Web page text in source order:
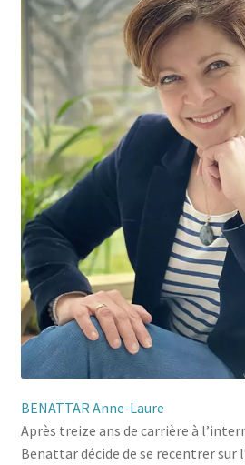
BENATTAR Anne-Laure
Après treize ans de carrière à
Benattar décide de se recentrer sur